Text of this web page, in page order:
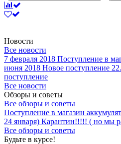
Новости
Все новости
7 февраля 2018 Поступление в
июня 2018 Новое поступление
поступление
Все новости
Обзоры и советы
Все обзоры и советы
Поступление в магазин
24 января) Карантин!!!!! ( но мы
Все обзоры и советы
Будьте в курсе!